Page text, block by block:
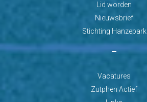
Lid worden
Nieuwsbrief
Stichting Hanzepark
–
Vacatures
Zutphen Actief